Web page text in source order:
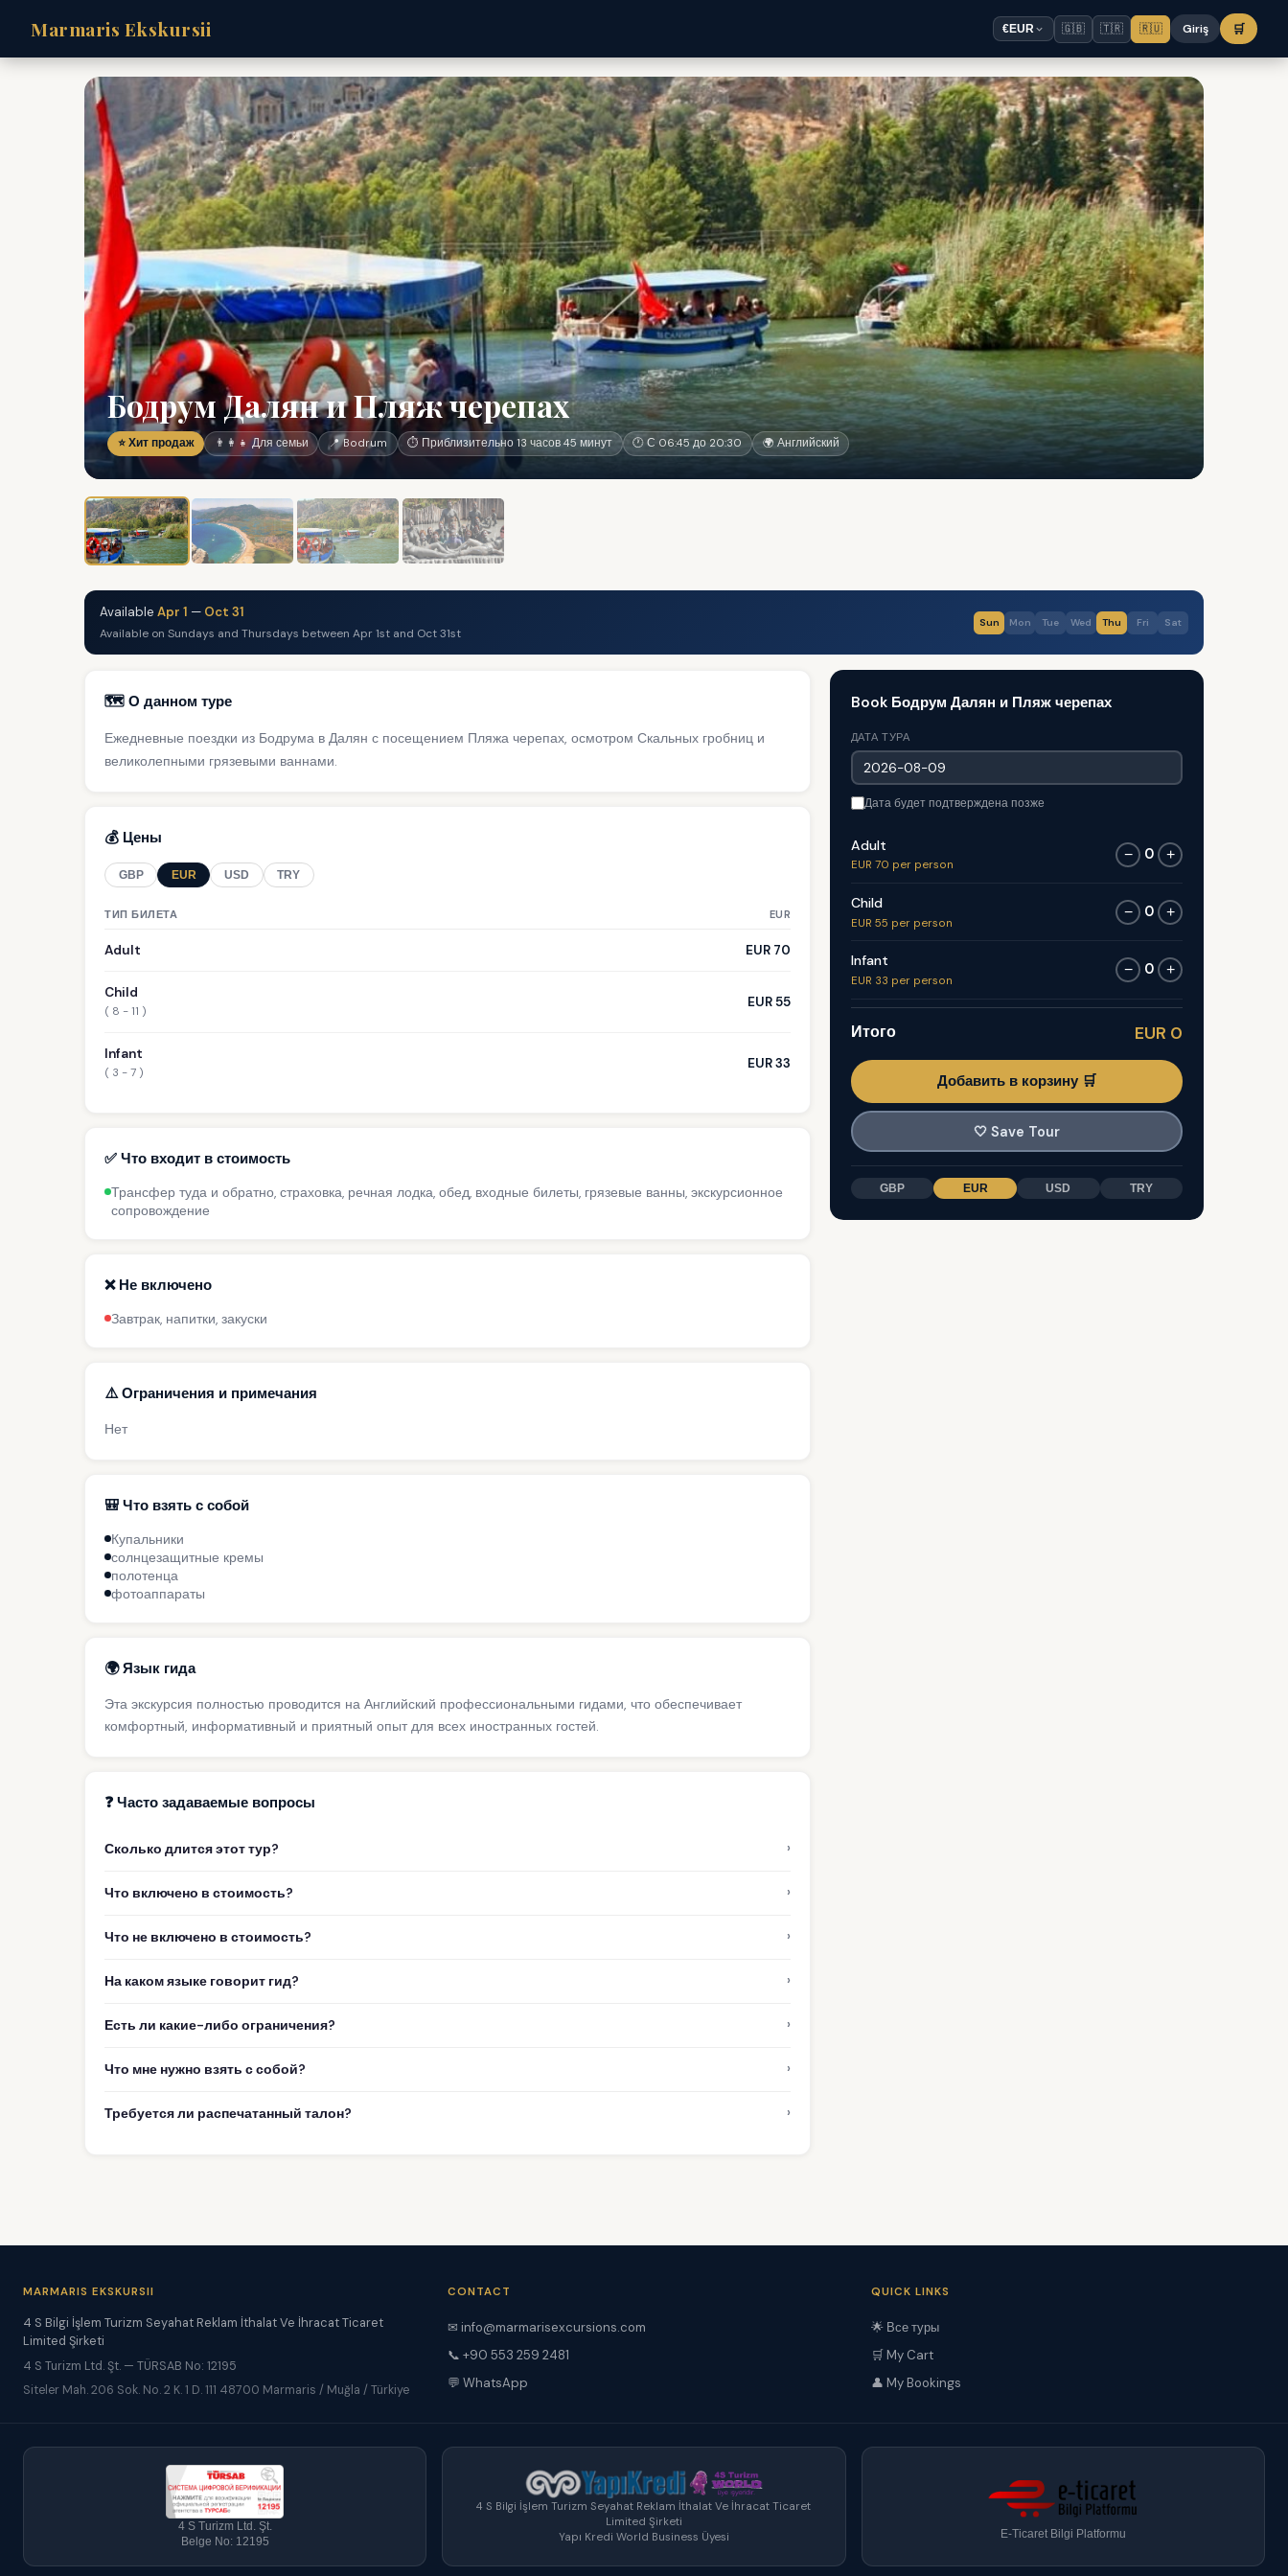
Marmaris Ekskursii €EUR 🇬🇧 🇹🇷 🇷🇺 Giriş 🛒
Бодрум Далян и Пляж черепах
⭐ Хит продаж 👨‍👩‍👧 Для семьи 📍 Bodrum ⏱ Приблизительно 13 часов 45 минут 🕐 С 06:45 до 20:30 🌍 Английский
Available Apr 1 — Oct 31
Available on Sundays and Thursdays between Apr 1st and Oct 31st
Sun Mon Tue Wed Thu Fri Sat
🗺️ О данном туре
Ежедневные поездки из Бодрума в Далян с посещением Пляжа черепах, осмотром Скальных гробниц и
великолепными грязевыми ваннами.
💰 Цены
GBP EUR USD TRY
ТИП БИЛЕТА EUR
Adult EUR 70
Child
( 8 - 11 )
EUR 55
Infant
( 3 - 7 )
EUR 33
✅ Что входит в стоимость
Трансфер туда и обратно, страховка, речная лодка, обед, входные билеты, грязевые ванны, экскурсионное
сопровождение
❌ Не включено
Завтрак, напитки, закуски
⚠️ Ограничения и примечания
Нет
🎒 Что взять с собой
Купальники
солнцезащитные кремы
полотенца
фотоаппараты
🌍 Язык гида
Эта экскурсия полностью проводится на Английский профессиональными гидами, что обеспечивает
комфортный, информативный и приятный опыт для всех иностранных гостей.
❓ Часто задаваемые вопросы
Сколько длится этот тур? ›
Что включено в стоимость? ›
Что не включено в стоимость? ›
На каком языке говорит гид? ›
Есть ли какие-либо ограничения? ›
Что мне нужно взять с собой? ›
Требуется ли распечатанный талон? ›
Book Бодрум Далян и Пляж черепах
ДАТА ТУРА
Дата будет подтверждена позже
Adult
EUR 70 per person
− 0 +
Child
EUR 55 per person
− 0 +
Infant
EUR 33 per person
− 0 +
Итого EUR 0
Добавить в корзину 🛒
🤍 Save Tour
GBP EUR USD TRY
MARMARIS EKSKURSII
4 S Bilgi İşlem Turizm Seyahat Reklam İthalat Ve İhracat Ticaret
Limited Şirketi
4 S Turizm Ltd. Şt. — TÜRSAB No: 12195
Siteler Mah. 206 Sok. No. 2 K. 1 D. 111 48700 Marmaris / Muğla / Türkiye
CONTACT
✉ info@marmarisexcursions.com
📞 +90 553 259 2481
💬 WhatsApp
QUICK LINKS
🌟 Все туры
🛒 My Cart
👤 My Bookings
4 S Turizm Ltd. Şt.
Belge No: 12195
4 S Bilgi İşlem Turizm Seyahat Reklam İthalat Ve İhracat Ticaret
Limited Şirketi
Yapı Kredi World Business Üyesi
E-Ticaret Bilgi Platformu